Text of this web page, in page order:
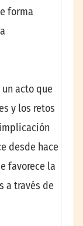
forma
acto que
y los retos
desde hace
favorece la
a través de